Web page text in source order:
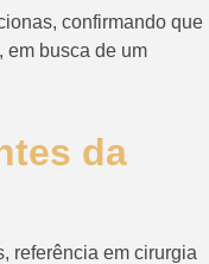
confirmando que
em busca de um
da
referência em cirurgia